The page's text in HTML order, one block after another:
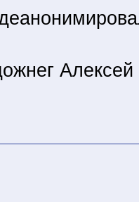
Алексей